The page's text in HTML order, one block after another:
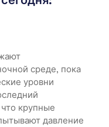
среде, пока
уровни
крупные
давление